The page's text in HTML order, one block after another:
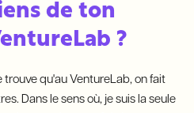
de ton
?
trouve qu'au VentureLab, on fait
Dans le sens où, je suis la seule